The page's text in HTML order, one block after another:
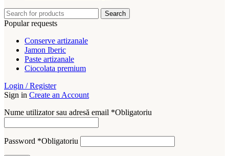
Search
Popular requests
Conserve artizanale
Jamon Iberic
Paste artizanale
Ciocolata premium
Login / Register
Sign in Create an Account
Nume utilizator sau adresă email *Obligatoriu
Password *Obligatoriu